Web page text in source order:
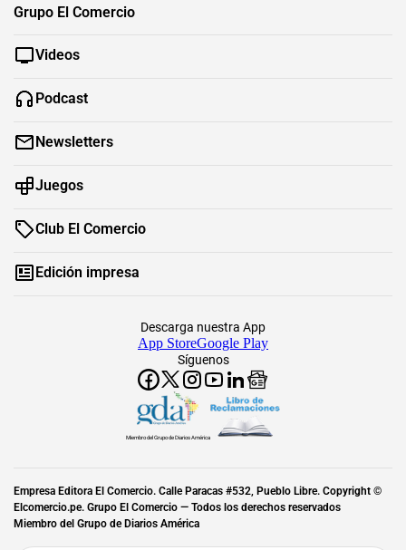
Grupo El Comercio
Videos
Podcast
Newsletters
Juegos
Club El Comercio
Edición impresa
Síguenos
Descarga nuestra App
App StoreGoogle Play
Miembro del Grupo de Diarios América
Empresa Editora El Comercio. Calle Paracas #532, Pueblo Libre. Copyright ©
Elcomercio.pe. Grupo El Comercio — Todos los derechos reservados
Miembro del Grupo de Diarios América